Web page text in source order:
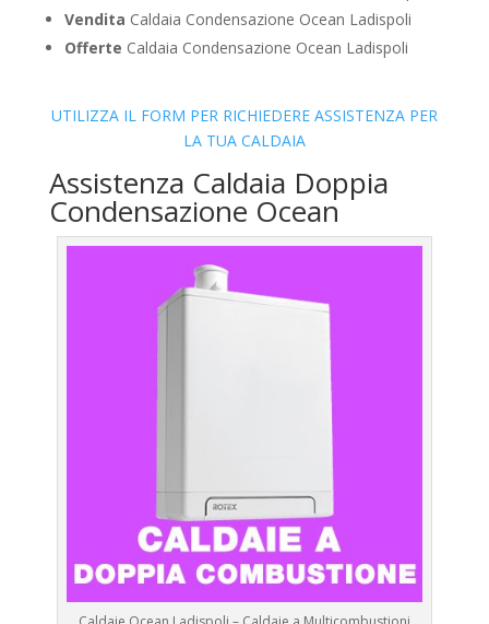
Vendita Caldaia Condensazione Ocean Ladispoli
Offerte Caldaia Condensazione Ocean Ladispoli
UTILIZZA IL FORM PER RICHIEDERE ASSISTENZA PER
LA TUA CALDAIA
Assistenza Caldaia Doppia
Condensazione Ocean